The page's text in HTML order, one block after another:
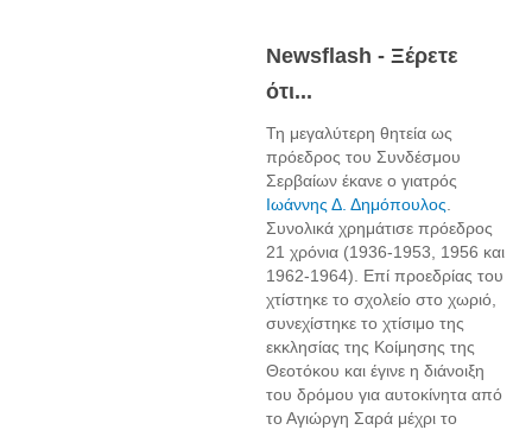
Newsflash - Ξέρετε
ότι...
Τη μεγαλύτερη θητεία ως
πρόεδρος του Συνδέσμου
Σερβαίων έκανε ο γιατρός
Ιωάννης Δ. Δημόπουλος.
Συνολικά χρημάτισε πρόεδρος
21 χρόνια (1936-1953, 1956 και
1962-1964). Επί προεδρίας του
χτίστηκε το σχολείο στο χωριό,
συνεχίστηκε το χτίσιμο της
εκκλησίας της Κοίμησης της
Θεοτόκου και έγινε η διάνοιξη
του δρόμου για αυτοκίνητα από
το Αγιώργη Σαρά μέχρι το